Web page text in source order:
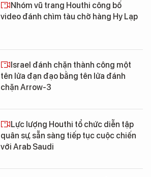
Nhóm vũ trang Houthi công bố
video đánh chìm tàu chở hàng Hy Lạp
Israel đánh chặn thành công một
tên lửa đạn đạo bằng tên lửa đánh
chặn Arrow-3
Lực lượng Houthi tổ chức diễn tập
quân sự, sẵn sàng tiếp tục cuộc chiến
với Arab Saudi